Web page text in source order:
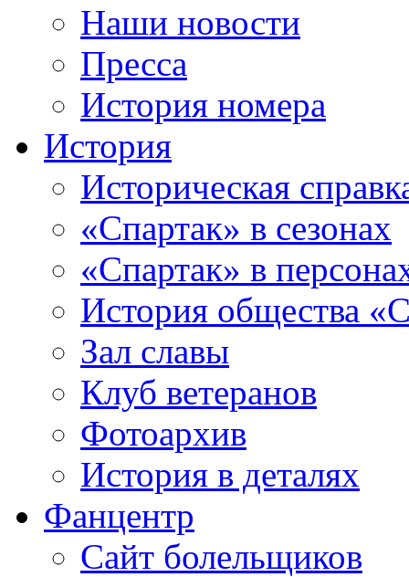
Наши новости
Пресса
История номера
История
Историческая
«Спартак» в сезонах
«Спартак» в
История общества
Зал славы
Клуб ветеранов
Фотоархив
История в деталях
Фанцентр
Сайт болельщиков